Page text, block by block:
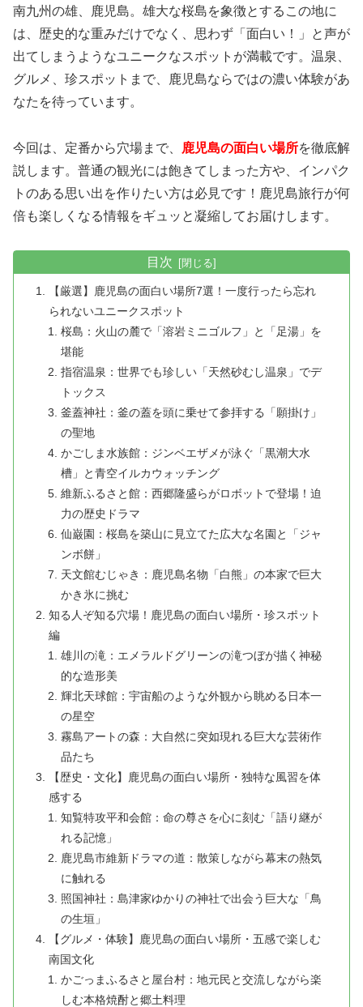
南九州の雄、鹿児島。雄大な桜島を象徴とするこの地に
は、歴史的な重みだけでなく、思わず「面白い！」と声が
出てしまうようなユニークなスポットが満載です。温泉、
グルメ、珍スポットまで、鹿児島ならではの濃い体験があ
なたを待っています。
今回は、定番から穴場まで、 鹿児島の面白い場所を徹底解
説します。普通の観光には飽きてしまった方や、インパク
トのある思い出を作りたい方は必見です！鹿児島旅行が何
倍も楽しくなる情報をギュッと凝縮してお届けします。
目次
【厳選】鹿児島の面白い場所7選！一度行ったら忘れ
られないユニークスポット
桜島：火山の麓で「溶岩ミニゴルフ」と「足湯」を
堪能
指宿温泉：世界でも珍しい「天然砂むし温泉」でデ
トックス
釜蓋神社：釜の蓋を頭に乗せて参拝する「願掛け」
の聖地
かごしま水族館：ジンベエザメが泳ぐ「黒潮大水
槽」と青空イルカウォッチング
維新ふるさと館：西郷隆盛らがロボットで登場！迫
力の歴史ドラマ
仙巌園：桜島を築山に見立てた広大な名園と「ジャ
ンボ餅」
天文館むじゃき：鹿児島名物「白熊」の本家で巨大
かき氷に挑む
知る人ぞ知る穴場！鹿児島の面白い場所・珍スポット
編
雄川の滝：エメラルドグリーンの滝つぼが描く神秘
的な造形美
輝北天球館：宇宙船のような外観から眺める日本一
の星空
霧島アートの森：大自然に突如現れる巨大な芸術作
品たち
【歴史・文化】鹿児島の面白い場所・独特な風習を体
感する
知覧特攻平和会館：命の尊さを心に刻む「語り継が
れる記憶」
鹿児島市維新ドラマの道：散策しながら幕末の熱気
に触れる
照国神社：島津家ゆかりの神社で出会う巨大な「鳥
の生垣」
【グルメ・体験】鹿児島の面白い場所・五感で楽しむ
南国文化
かごっまふるさと屋台村：地元民と交流しながら楽
しむ本格焼酎と郷土料理